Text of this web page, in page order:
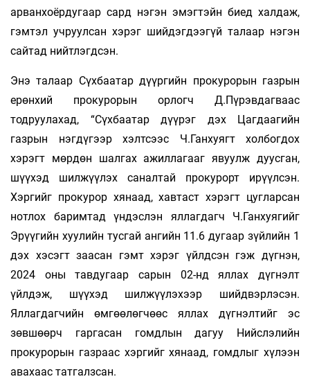
арванхоёрдугаар сард нэгэн эмэгтэйн биед халдаж,
гэмтэл учруулсан хэрэг шийдэгдээгүй талаар нэгэн
сайтад нийтлэгдсэн.
Энэ талаар Сүхбаатар дүүргийн прокурорын газрын
ерөнхий прокурорын орлогч Д.Пүрэвдагваас
тодруулахад, “Сүхбаатар дүүрэг дэх Цагдаагийн
газрын нэгдүгээр хэлтсээс Ч.Ганхуягт холбогдох
хэрэгт мөрдөн шалгах ажиллагааг явуулж дуусган,
шүүхэд шилжүүлэх саналтай прокурорт ирүүлсэн.
Хэргийг прокурор хянаад, хавтаст хэрэгт цугларсан
нотлох баримтад үндэслэн яллагдагч Ч.Ганхуягийг
Эрүүгийн хуулийн тусгай ангийн 11.6 дугаар зүйлийн 1
дэх хэсэгт заасан гэмт хэрэг үйлдсэн гэж дүгнэн,
2024 оны тавдугаар сарын 02-нд яллах дүгнэлт
үйлдэж, шүүхэд шилжүүлэхээр шийдвэрлэсэн.
Яллагдагчийн өмгөөлөгчөөс яллах дүгнэлтийг эс
зөвшөөрч гаргасан гомдлын дагуу Нийслэлийн
прокурорын газраас хэргийг хянаад, гомдлыг хүлээн
авахаас татгалзсан.